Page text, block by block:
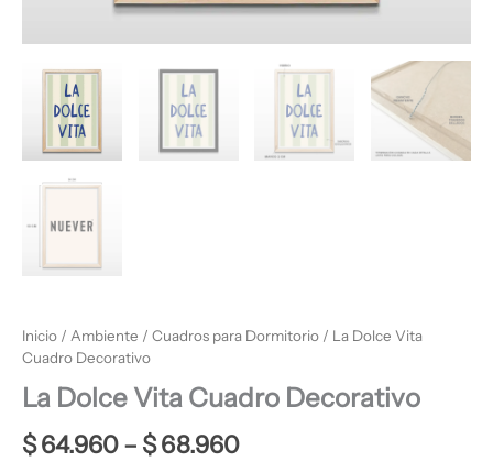
Inicio / Ambiente / Cuadros para Dormitorio / La Dolce Vita
Cuadro Decorativo
La Dolce Vita Cuadro Decorativo
$64.960– $68.960